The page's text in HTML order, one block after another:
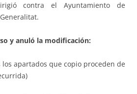
contra el Ayuntamiento de
y anuló la modificación:
los apartados que copio proceden de